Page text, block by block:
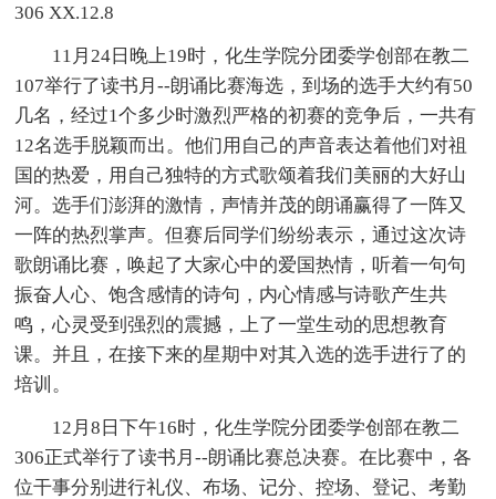
306 XX.12.8
11月24日晚上19时，化生学院分团委学创部在教二
107举行了读书月--朗诵比赛海选，到场的选手大约有50
几名，经过1个多少时激烈严格的初赛的竞争后，一共有
12名选手脱颖而出。他们用自己的声音表达着他们对祖
国的热爱，用自己独特的方式歌颂着我们美丽的大好山
河。选手们澎湃的激情，声情并茂的朗诵赢得了一阵又
一阵的热烈掌声。但赛后同学们纷纷表示，通过这次诗
歌朗诵比赛，唤起了大家心中的爱国热情，听着一句句
振奋人心、饱含感情的诗句，内心情感与诗歌产生共
鸣，心灵受到强烈的震撼，上了一堂生动的思想教育
课。并且，在接下来的星期中对其入选的选手进行了的
培训。
12月8日下午16时，化生学院分团委学创部在教二
306正式举行了读书月--朗诵比赛总决赛。在比赛中，各
位干事分别进行礼仪、布场、记分、控场、登记、考勤